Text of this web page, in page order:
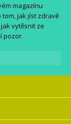
magazínu
jak jíst zdravě
vytěsnit ze
pozor.